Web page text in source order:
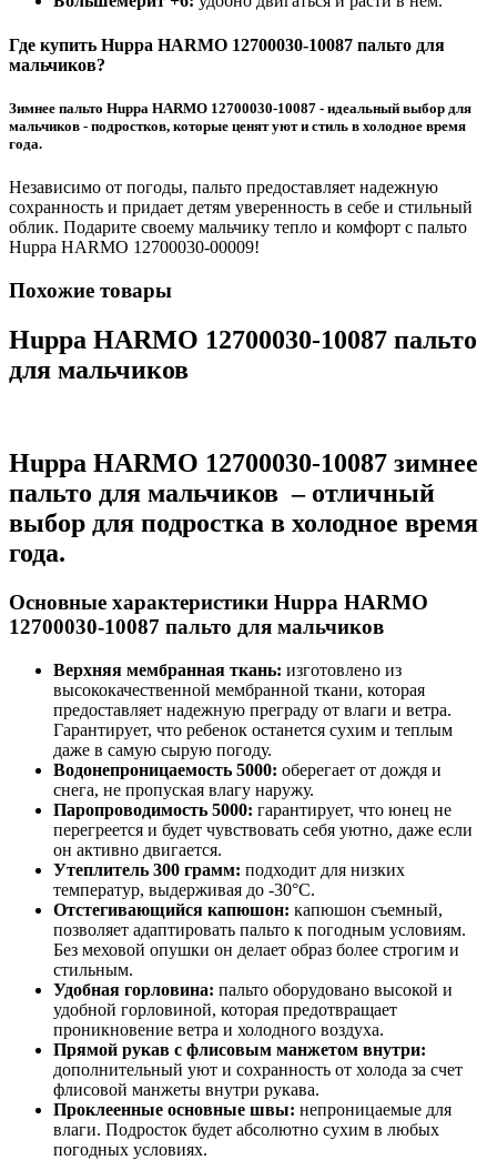
Где купить Huppa HARMO 12700030-10087 пальто для
мальчиков?
Зимнее пальто Huppa HARMO 12700030-10087 - идеальный выбор для
мальчиков - подростков, которые ценят уют и стиль в холодное время
года.
Независимо от погоды, пальто предоставляет надежную
сохранность и придает детям уверенность в себе и стильный
облик. Подарите своему мальчику тепло и комфорт с пальто
Huppa HARMO 12700030-00009!
Похожие товары
Huppa HARMO 12700030-10087 пальто
для мальчиков
Huppa HARMO 12700030-10087 зимнее
пальто для мальчиков – отличный
выбор для подростка в холодное время
года.
Основные характеристики Huppa HARMO
12700030-10087 пальто для мальчиков
Верхняя мембранная ткань: изготовлено из
высококачественной мембранной ткани, которая
предоставляет надежную преграду от влаги и ветра.
Гарантирует, что ребенок останется сухим и теплым
даже в самую сырую погоду.
Водонепроницаемость 5000: оберегает от дождя и
снега, не пропуская влагу наружу.
Паропроводимость 5000: гарантирует, что юнец не
перегреется и будет чувствовать себя уютно, даже если
он активно двигается.
Утеплитель 300 грамм: подходит для низких
температур, выдерживая до -30°C.
Отстегивающийся капюшон: капюшон съемный,
позволяет адаптировать пальто к погодным условиям.
Без меховой опушки он делает образ более строгим и
стильным.
Удобная горловина: пальто оборудовано высокой и
удобной горловиной, которая предотвращает
проникновение ветра и холодного воздуха.
Прямой рукав с флисовым манжетом внутри:
дополнительный уют и сохранность от холода за счет
флисовой манжеты внутри рукава.
Проклеенные основные швы: непроницаемые для
влаги. Подросток будет абсолютно сухим в любых
погодных условиях.